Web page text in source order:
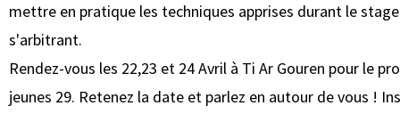
mettre en pratique les techniques apprises durant le
s'arbitrant.
Rendez-vous les 22,23 et 24 Avril à Ti Ar Gouren pour le
jeunes 29. Retenez la date et parlez en autour de vous !